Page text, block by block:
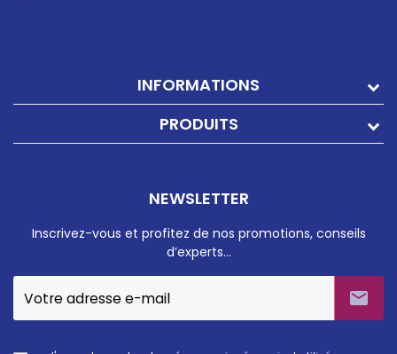
INFORMATIONS
PRODUITS
NEWSLETTER
Inscrivez-vous et profitez de nos promotions, conseils
d’experts…
